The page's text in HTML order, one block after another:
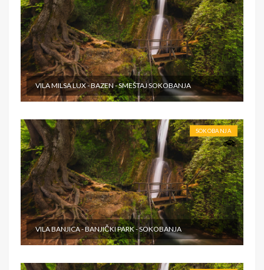
VILA MILSA LUX - BAZEN - SMEŠTAJ SOKOBANJA
SOKOBANJA
VILA BANJICA - BANJIČKI PARK - SOKOBANJA